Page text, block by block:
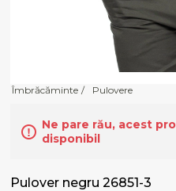
Îmbrăcăminte / Pulovere
Ne pare rău, acest
disponibil
Pulover negru 26851-3